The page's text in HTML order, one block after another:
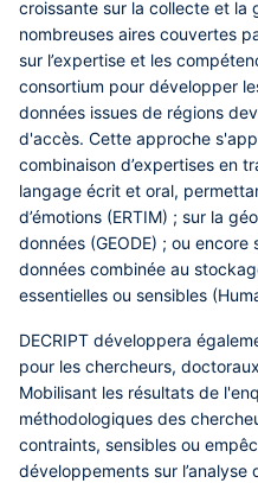
croissante sur la collecte et la
nombreuses aires couvertes
sur l’expertise et les
consortium pour développer
données issues de régions
d'accès. Cette approche
combinaison d’expertises en
langage écrit et oral,
d’émotions (ERTIM) ; sur la
données (GEODE) ; ou
données combinée au
essentielles ou sensibles
DECRIPT développera
pour les chercheurs,
Mobilisant les résultats de
méthodologiques des
contraints, sensibles ou
développements sur